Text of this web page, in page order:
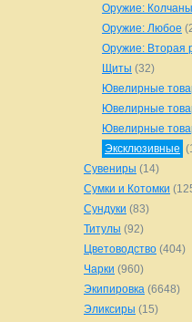
Оружие: Колчаны
Оружие: Любое
Оружие: Вторая
Щиты (32)
Ювелирные
Ювелирные
Ювелирные
Эксклюзивные
Сувениры (14)
Сумки и Котомки
Сундуки (83)
Титулы (92)
Цветоводство (404)
Чарки (960)
Экипировка (6648)
Эликсиры (15)